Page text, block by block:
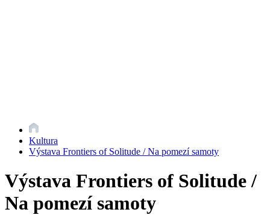
Kultura
Výstava Frontiers of Solitude / Na pomezí samoty
Výstava Frontiers of Solitude /
Na pomezí samoty